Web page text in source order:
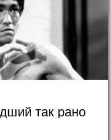
так рано